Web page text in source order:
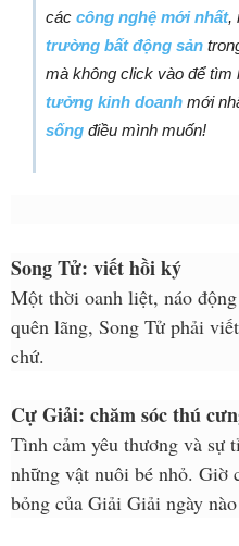
các công nghệ mới nhất,
trường bất động sản
mà không click vào để tìm
tưởng kinh doanh mới
sống điều mình muốn!
Song Tử: viết hồi ký
Một thời oanh liệt, náo
quên lãng, Song Tử phải
chứ.
Cự Giải: chăm sóc thú
Tình cảm yêu thương và sự
những vật nuôi bé nhỏ. Giờ
bỏng của Giải Giải ngày